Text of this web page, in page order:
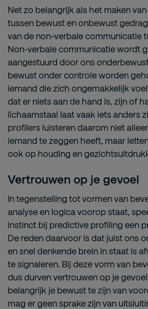
Net zo belangrijk als het maken
tussen bewust en onbewust
van de non-verbale communicatie
Non-verbale communicatie wordt
aangestuurd door ons
bewust onder controle worden
iemand die zich ongemakkelijk
dat er niets aan de hand is, zijn of
lichaamstaal laat vaak iets anders
profilers luisteren daarom niet
iemand te zeggen heeft, maar
ook op houding en
Vertrouwen op je gevoel
In tegenstelling tot vormen van
analyse en logica voorop staat,
instinct bij predictive profiling een
De reden daarvoor is dat juist ons
en snel denkende brein in staat is
te signaleren. Bij deze vorm van
dus durven vertrouwen op je
belangrijk je bewust te zijn van
mag er geen sprake zijn van